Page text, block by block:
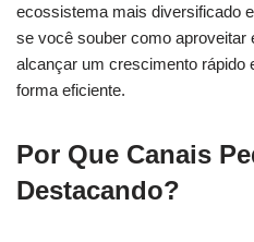
ecossistema mais diversificado
se você souber como aproveitar
alcançar um crescimento rápido
forma eficiente.
Por Que Canais
Destacando?